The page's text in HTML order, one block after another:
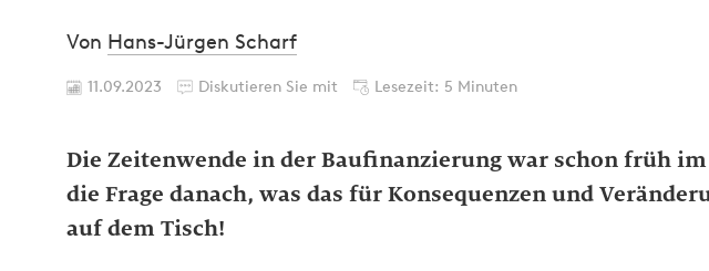
Von Hans-Jürgen Scharf
11.09.2023 Diskutieren Sie mit Lesezeit: 5 Minuten
Die Zeitenwende in der Baufinanzierung war schon früh
die Frage danach, was das für Konsequenzen und
auf dem Tisch!